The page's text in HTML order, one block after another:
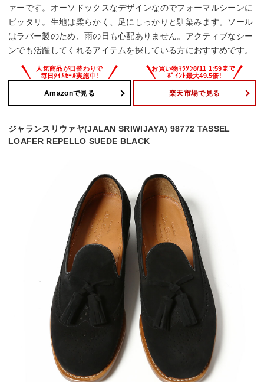
ァーです。オーソドックスなデザインなのでフォーマルシーンに
ピッタリ。生地は柔らかく、足にしっかりと馴染みます。ソール
はラバー製のため、雨の日も心配ありません。アクティブなシー
ンでも活躍してくれるアイテムを探している方におすすめです。
Amazonで見る 楽天市場で見る
ジャランスリウァヤ(JALAN SRIWIJAYA) 98772 TASSEL
LOAFER REPELLO SUEDE BLACK